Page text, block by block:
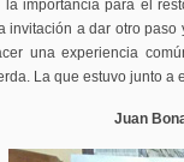
importancia para el
invitación a dar otro
una experiencia
La que estuvo junto a
Juan